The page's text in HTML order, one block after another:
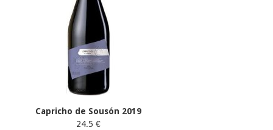
Capricho de Sousón 2019
24.5 €